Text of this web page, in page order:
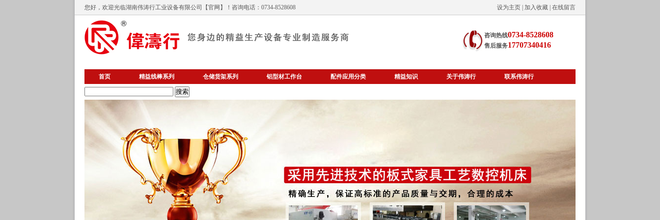
您好，欢迎光临湖南伟涛行工业设备有限公司 【官网】！咨询电话：0734-8528608 设为主页 加入收藏 在线留言
咨询热线0734-8528608
售后服务17707340416
首页 精益线棒系列 仓储货架系列 铝型材工作台 配件应用分类 精益知识 关于伟涛行 联系伟涛行